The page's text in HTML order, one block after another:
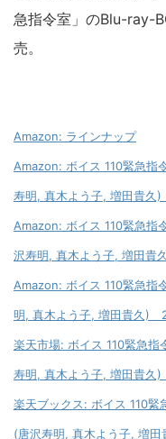
急指令室」のBlu-ray-
売。
Amazon: ラインナップ
Amazon: ボイス 110緊急指
寿明, 真木よう子, 増田貴
Amazon: ボイス 110緊急指
沢寿明, 真木よう子, 増田
Amazon: ボイス 110緊急指
明, 真木よう子, 増田貴久)
楽天市場: ボイス 110緊急指